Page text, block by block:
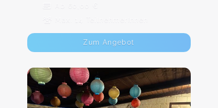
Ab 60,00 €
Max. 14 TeilnehmerInnen
Zum Angebot